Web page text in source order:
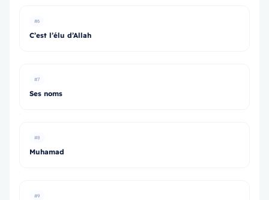
#6
C’est l’élu d’Allah
#7
Ses noms
#8
Muhamad
#9